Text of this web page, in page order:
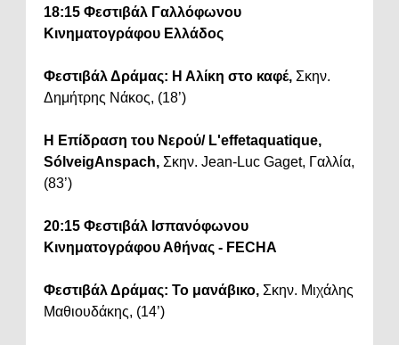
18:15 Φεστιβάλ Γαλλόφωνου
Κινηματογράφου Ελλάδος
Φεστιβάλ Δράμας: Η Αλίκη στο καφέ, Σκην.
Δημήτρης Νάκος, (18’)
Η Επίδραση του Νερού/ L'effetaquatique,
SólveigAnspach, Σκην. Jean-Luc Gaget, Γαλλία,
(83’)
20:15 Φεστιβάλ Ισπανόφωνου
Κινηματογράφου Αθήνας - FECHA
Φεστιβάλ Δράμας: Το μανάβικο, Σκην. Μιχάλης
Μαθιουδάκης, (14’)